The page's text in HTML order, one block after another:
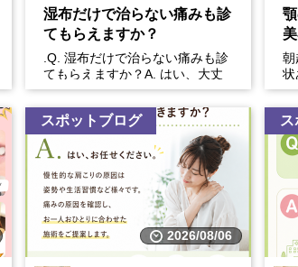
湿布だけで治らない痛みも診
てもらえますか？
.Q. 湿布だけで治らない痛みも診
てもらえますか？A. はい、大丈
夫です！湿布は痛みを和らげる効
果はありますが、原...
朝
状
ば
く
スポットブログ
2026/08/06